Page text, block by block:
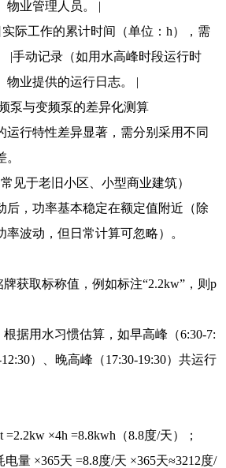
物业管理人员。 |
际工作的累计时间（单位：h），需
|手动记录（如用水高峰时段运行时
物业提供的运行日志。 |
泵与变频泵的差异化测算
运行特性差异显著，需分别采用不同
见于老旧小区、小型商业建筑）
后，功率基本稳定在额定值附近（除
波动，但日常计算可忽略）。
获取标称值，例如标注“2.2kw”，则p
据用水习惯估算，如早高峰（6:30-7:
）、晚高峰（17:30-19:30）共运行
×4h =8.8kwh（8.8度/天）；
量 ×365天 =8.8度/天 ×365天≈3212度/